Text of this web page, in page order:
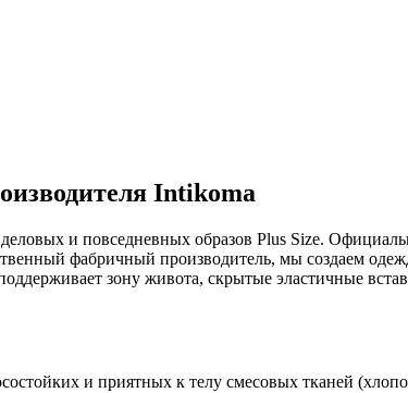
Intikoma
и повседневных образов Plus Size.
фабричный производитель, мы создаем
зону живота, скрытые эластичные
и приятных к телу смесовых тканей